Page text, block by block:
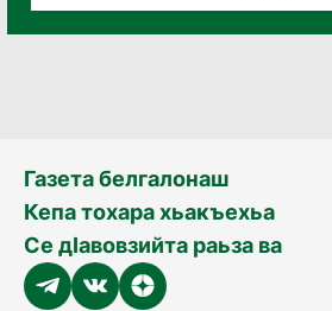
Газета белгалонаш
Кепа тохара хьакъехьа
Се дӀавовзийта раьза ва